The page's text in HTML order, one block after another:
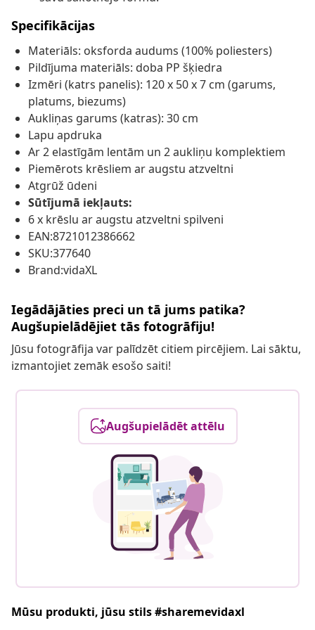
Specifikācijas
Materiāls: oksforda audums (100% poliesters)
Pildījuma materiāls: doba PP šķiedra
Izmēri (katrs panelis): 120 x 50 x 7 cm (garums,
platums, biezums)
Aukliņas garums (katras): 30 cm
Lapu apdruka
Ar 2 elastīgām lentām un 2 aukliņu komplektiem
Piemērots krēsliem ar augstu atzveltni
Atgrūž ūdeni
Sūtījumā iekļauts:
6 x krēslu ar augstu atzveltni spilveni
EAN:8721012386662
SKU:377640
Brand:vidaXL
Iegādājāties preci un tā jums patika?
Augšupielādējiet tās fotogrāfiju!
Jūsu fotogrāfija var palīdzēt citiem pircējiem. Lai sāktu,
izmantojiet zemāk esošo saiti!
Augšupielādēt attēlu
Mūsu produkti, jūsu stils #sharemevidaxl